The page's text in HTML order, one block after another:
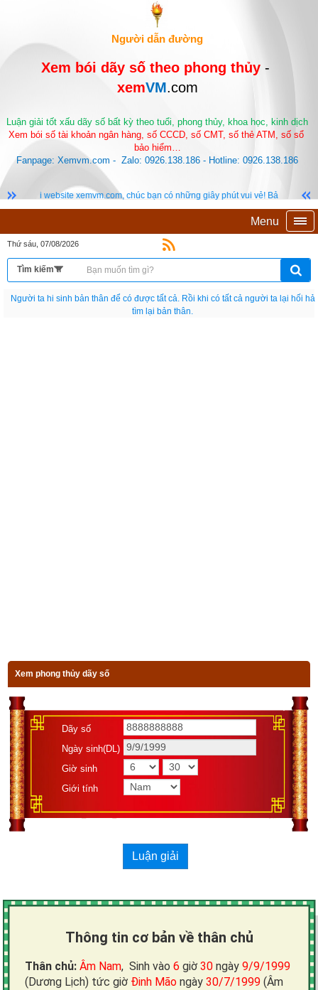
Người dẫn đường
Xem bói dãy số theo phong thủy -
xemVM.com
Luận giải tốt xấu dãy số bất kỳ theo tuổi, phong thủy, khoa học, kinh dịch
Xem bói số tài khoản ngân hàng, số CCCD, số CMT, số thẻ ATM, số sổ
bảo hiểm…
Fanpage: Xemvm.com -  Zalo: 0926.138.186 - Hotline: 0926.138.186
xemvm.com, chúc bạn có những giây phút vui vẻ! Bản quyền © 2019-2023.
Menu
Thứ sáu, 07/08/2026
Sự thành công của một người không phải được quyết định ở điểm khởi đầu mà
là ở chỗ bước ngoặt.
Xem phong thủy dãy số
Dãy số
Ngày sinh(DL)
Giờ sinh
Giới tính
Luận giải
Thông tin cơ bản về thân chủ
Thân chủ: Âm Nam, Sinh vào 6 giờ 30 ngày 9/9/1999
(Dương Lịch) tức giờ Đinh Mão ngày 30/7/1999 (Âm